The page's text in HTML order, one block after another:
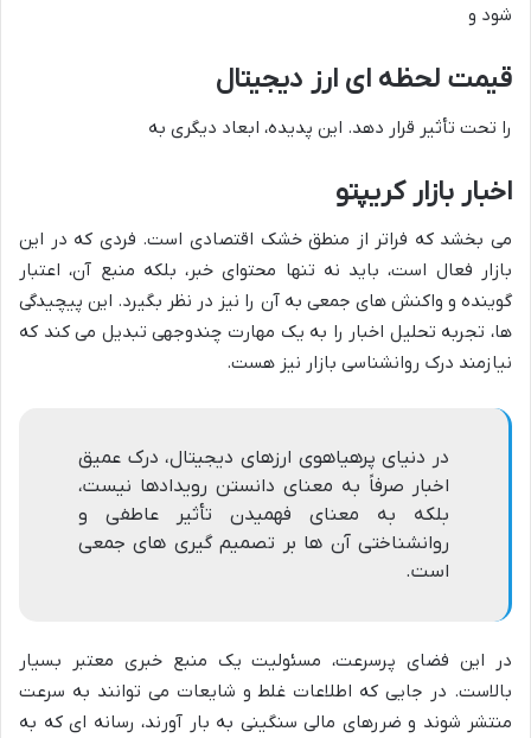
شود و
قیمت لحظه ای ارز دیجیتال
را تحت تأثیر قرار دهد. این پدیده، ابعاد دیگری به
اخبار بازار کریپتو
می بخشد که فراتر از منطق خشک اقتصادی است. فردی که در این
بازار فعال است، باید نه تنها محتوای خبر، بلکه منبع آن، اعتبار
گوینده و واکنش های جمعی به آن را نیز در نظر بگیرد. این پیچیدگی
ها، تجربه تحلیل اخبار را به یک مهارت چندوجهی تبدیل می کند که
نیازمند درک روانشناسی بازار نیز هست.
در دنیای پرهیاهوی ارزهای دیجیتال، درک عمیق
اخبار صرفاً به معنای دانستن رویدادها نیست،
بلکه به معنای فهمیدن تأثیر عاطفی و
روانشناختی آن ها بر تصمیم گیری های جمعی
است.
در این فضای پرسرعت، مسئولیت یک منبع خبری معتبر بسیار
بالاست. در جایی که اطلاعات غلط و شایعات می توانند به سرعت
منتشر شوند و ضررهای مالی سنگینی به بار آورند، رسانه ای که به